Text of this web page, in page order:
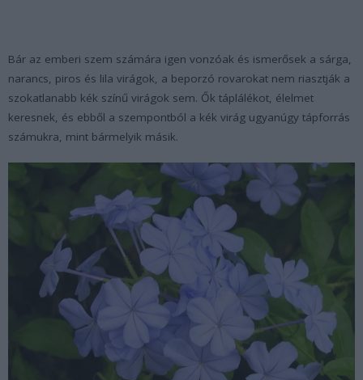
Bár az emberi szem számára igen vonzóak és ismerősek a sárga,
narancs, piros és lila virágok, a beporzó rovarokat nem riasztják a
szokatlanabb kék színű virágok sem. Ők táplálékot, élelmet
keresnek, és ebből a szempontból a kék virág ugyanúgy tápforrás
számukra, mint bármelyik másik.